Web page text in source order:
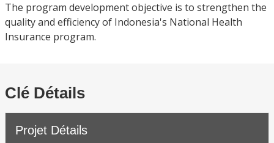
The program development objective is to strengthen the
quality and efficiency of Indonesia's National Health
Insurance program.
Clé Détails
Projet Détails